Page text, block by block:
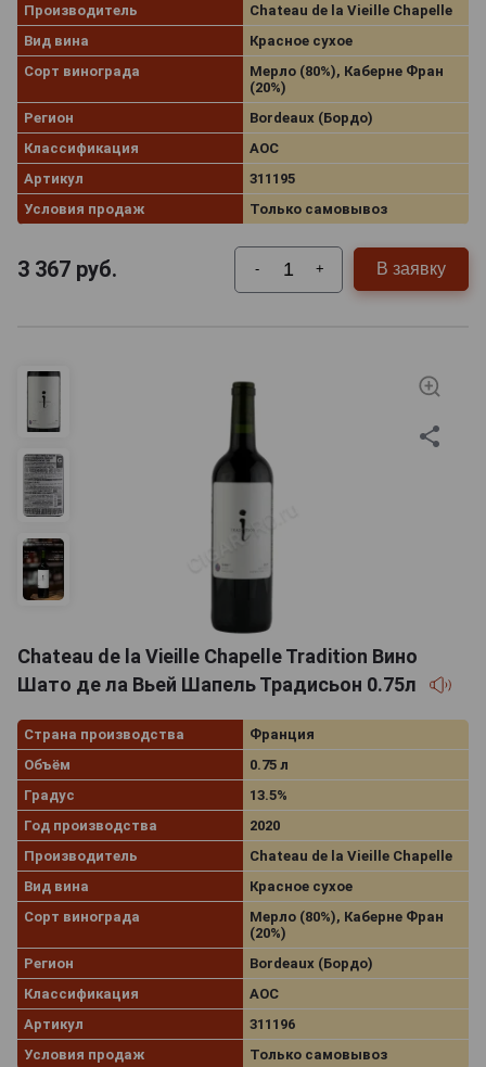
Производитель
Chateau de la Vieille Chapelle
Вид вина
Красное сухое
Сорт винограда
Мерло (80%), Каберне Фран
(20%)
Регион
Bordeaux (Бордо)
Классификация
AOC
Артикул
311195
Условия продаж
Только самовывоз
3 367 руб. - + В заявку
Chateau de la Vieille Chapelle Tradition Вино
Шато де ла Вьей Шапель Традисьон 0.75л
Страна производства
Франция
Объём
0.75 л
Градус
13.5%
Год производства
2020
Производитель
Chateau de la Vieille Chapelle
Вид вина
Красное сухое
Сорт винограда
Мерло (80%), Каберне Фран
(20%)
Регион
Bordeaux (Бордо)
Классификация
AOC
Артикул
311196
Условия продаж
Только самовывоз